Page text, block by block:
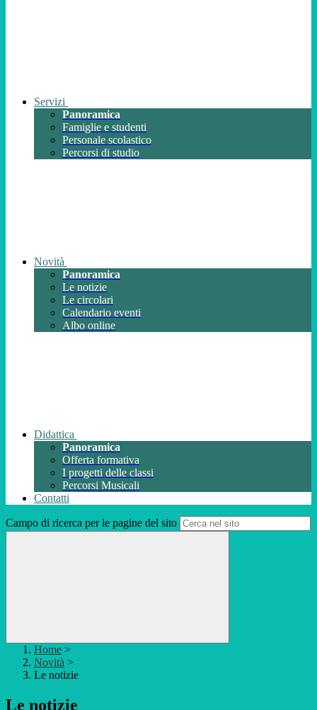
Servizi
Panoramica
Famiglie e studenti
Personale scolastico
Percorsi di studio
Novità
Panoramica
Le notizie
Le circolari
Calendario eventi
Albo online
Didattica
Panoramica
Offerta formativa
I progetti delle classi
Percorsi Musicali
Contatti
Campo di ricerca per le pagine del sito
Home >
Novità >
Le notizie
Le notizie